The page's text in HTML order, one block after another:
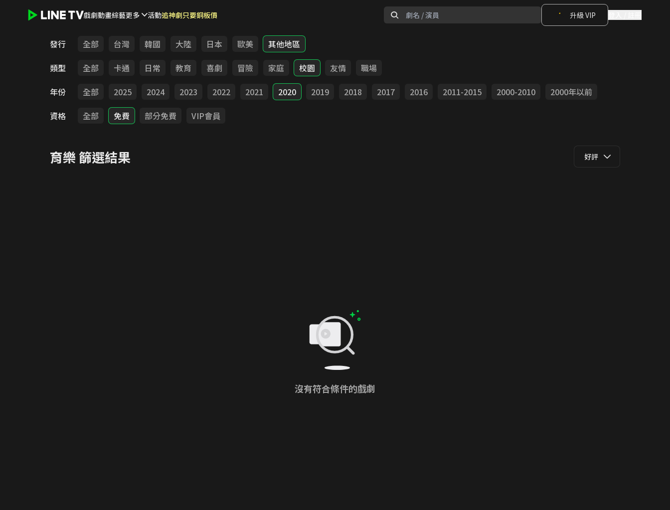
戲劇動畫綜藝更多 活動追神劇只要銅板價 升級 VIP
發行 全部 台灣 韓國 大陸 日本 歐美
其他地區
類型
全部 卡通 日常 教育 喜劇 冒險 家庭 校園 友情
職場
年份
全部 2025 2024 2023 2022 2021 2020 2019 2018 2017 2016 2011-2015 2000-2010
2000年以前
資格
全部 免費 部分免費 VIP會員
育樂 篩選結果 好評
沒有符合條件的戲劇